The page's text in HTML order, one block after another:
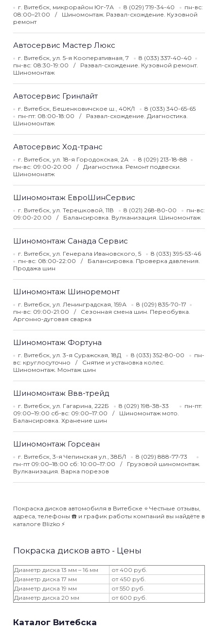
г. Витебск, микрорайон Юг-7А 8 (029) 719-34-40
пн-вс:
08:00–21:00
Шиномонтаж. Развал-схождение. Кузовной
ремонт
Автосервис Мастер Люкс
г. Витебск, ул. 5-я Кооперативная, 7
8 (033) 337-40-40
пн-вс: 08:30-19:00
Развал-схождение. Кузовной ремонт.
Шиномонтаж
Автосервис Гринлайт
г. Витебск, Бешенковичское ш., 40К/1
8 (033) 340-65-65
пн-пт: 08:00-18:00
Развал-схождение. Диагностика.
Шиномонтаж
Автосервис Ход-транс
г. Витебск, ул. 18-я Городокская, 2А
8 (029) 213-18-88
пн-вс: 09:00-20:00
Диагностика. Ремонт подвески.
Шиномонатж
Шиномонтаж ЕвроШинСервис
г. Витебск, ул. Терешковой, 11В 8 (021) 268-80-00
пн-вс:
09:00-20:00
Балансировка. Вулканизация. Шиномонтаж
Шиномонтаж Санада Сервис
г. Витебск, ул. Генерала Ивановского, 5
8 (033) 395-53-46
пн-вс: 08:00-22:00
Балансировка. Проверка давления.
Продажа шин
Шиномонтаж Шиноремонт
г. Витебск, ул. Ленинградская, 159А
8 (029) 835-70-17
пн-вс: 09:00-21:00
Сезонная смена шин. Переобувка.
Аргонно-дуговая сварка
Шиномонтаж Фортуна
г. Витебск, ул. 3-я Суражская, 18Д 8 (033) 352-80-00
пн-
вс: круглосуточно
Снятие и установка колес.
Шиномонтаж. Монтаж шин
Шиномонтаж Ввв-трейд
г. Витебск, ул. Гагарина, 222Б 8 (029) 198-38-33
пн-пт:
09:00–19:00 сб-вс: 09:00–17:00
Шиномонтаж мото.
Балансировка. Хранение шин
Шиномонтаж Горсеан
г. Витебск, 3-я Чепинская ул., 38Б/1
8 (029) 888-77-73
пн-пт 09:00–18:00 сб: 10:00–17:00
Грузовой шиномонтаж.
Вулканизация. Варка порезов
Покраска дисков автомобиля в Витебске ⭐️ Честные отзывы,
адреса, телефоны ☎️ и график работы компаний вы найдёте в
каталоге Blizko ⚡️
Покраска дисков авто - Цены
Диаметр диска 13 мм – 16 мм
от 400 руб.
Диаметр диска 17 мм
от 450 руб.
Диаметр диска 19 мм
от 550 руб.
Диаметр диска 20 мм
от 600 руб.
Каталог Витебска